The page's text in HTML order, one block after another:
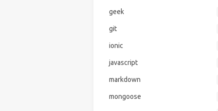
geek
git
ionic
javascript
markdown
mongoose